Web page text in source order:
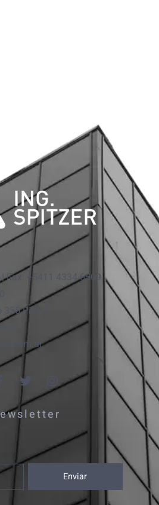
Fax: +5411 4334 6509
Piso 7.
Enviar